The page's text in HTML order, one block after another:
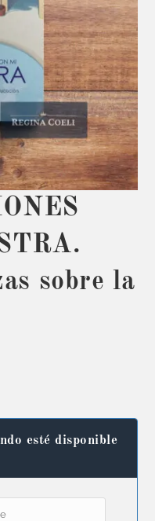
sobre la
esté disponible